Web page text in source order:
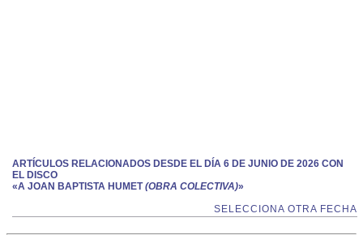
ARTÍCULOS RELACIONADOS DESDE EL DÍA 6 DE JUNIO DE 2026 CON
EL DISCO
«A JOAN BAPTISTA HUMET(OBRA COLECTIVA)»
SELECCIONA OTRA FECHA